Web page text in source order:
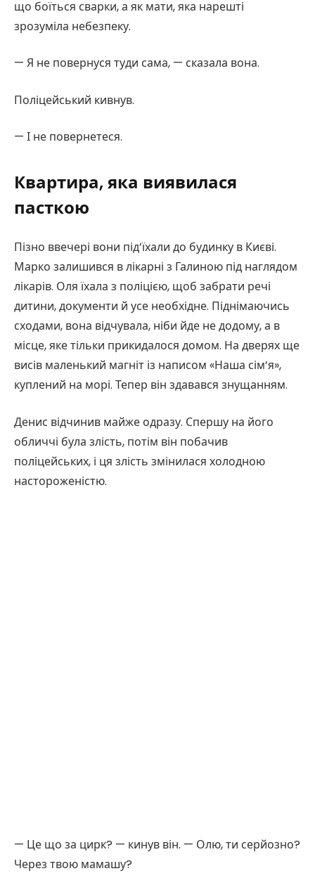
що боїться сварки, а як мати, яка нарешті
зрозуміла небезпеку.
— Я не повернуся туди сама, — сказала вона.
Поліцейський кивнув.
— І не повернетеся.
Квартира, яка виявилася
пасткою
Пізно ввечері вони під’їхали до будинку в Києві.
Марко залишився в лікарні з Галиною під наглядом
лікарів. Оля їхала з поліцією, щоб забрати речі
дитини, документи й усе необхідне. Піднімаючись
сходами, вона відчувала, ніби йде не додому, а в
місце, яке тільки прикидалося домом. На дверях ще
висів маленький магніт із написом «Наша сім’я»,
куплений на морі. Тепер він здавався знущанням.
Денис відчинив майже одразу. Спершу на його
обличчі була злість, потім він побачив
поліцейських, і ця злість змінилася холодною
настороженістю.
— Це що за цирк? — кинув він. — Олю, ти серйозно?
Через твою мамашу?